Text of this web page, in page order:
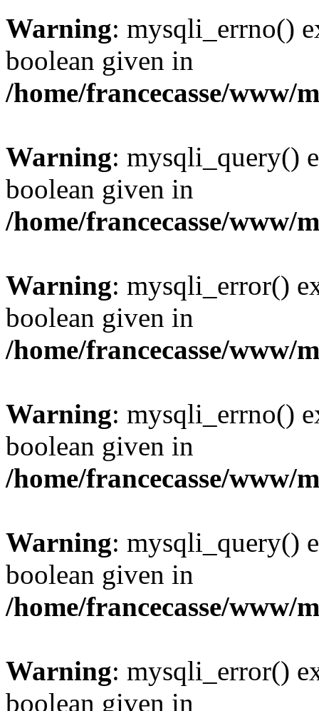
Warning: mysqli_errno()
boolean given in
/home/francecasse/www/
Warning: mysqli_query()
boolean given in
/home/francecasse/www/
Warning: mysqli_error()
boolean given in
/home/francecasse/www/
Warning: mysqli_errno()
boolean given in
/home/francecasse/www/
Warning: mysqli_query()
boolean given in
/home/francecasse/www/
Warning: mysqli_error()
boolean given in